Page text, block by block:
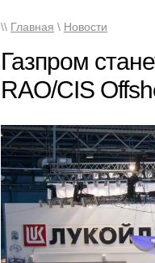
\\ Главная \ Новости
Газпром
RAO/CIS